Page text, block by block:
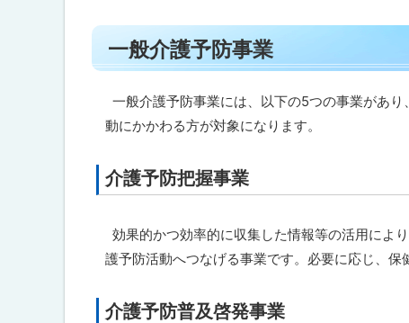
ト
ッ
プ
に
戻
一般介護予防事業
一般介護予防事業には、以下の5つの事業があ
動にかかわる方が対象になります。
ト
ッ
プ
に
る
介護予防把握事業
効果的かつ効率的に収集した情報等の活用によ
護予防活動へつなげる事業です。必要に応じ、保
ト
介護予防普及啓発事業